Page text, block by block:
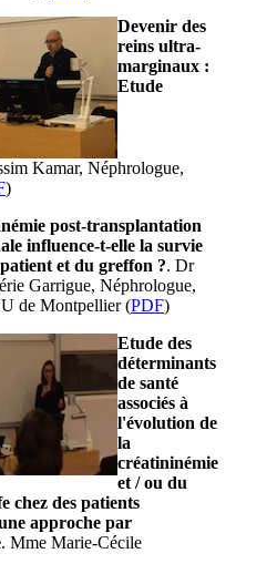
Devenir des
reins ultra-
marginaux :
Etude
Kamar, Néphrologue,
)
post-transplantation
influence-t-elle la survie
et du greffon ?. Dr
Garrigue, Néphrologue,
de Montpellier (PDF)
Etude des
déterminants
de santé
associés à
l'évolution de
la
créatininémie
et / ou du
chez des patients
approche par
. Mme Marie-Cécile